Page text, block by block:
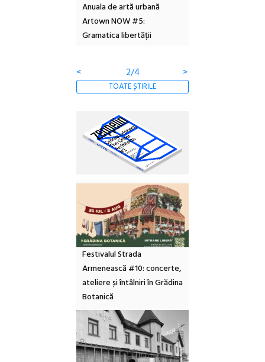
Anuala de artă urbană
Artown NOW #5:
Gramatica libertății
< 2/4 >
TOATE ȘTIRILE
Festivalul Strada
Armenească #10: concerte,
ateliere și întâlniri în Grădina
Botanică